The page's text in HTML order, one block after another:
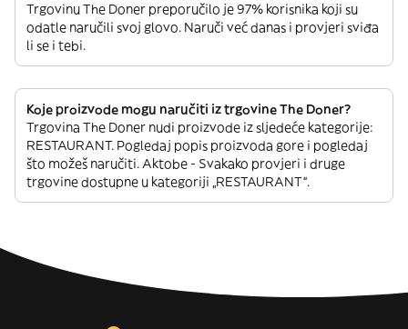
Trgovinu The Doner preporučilo je 97% korisnika koji su
odatle naručili svoj glovo. Naruči već danas i provjeri sviđa
li se i tebi.
Koje proizvode mogu naručiti iz trgovine The Doner?
Trgovina The Doner nudi proizvode iz sljedeće kategorije:
RESTAURANT. Pogledaj popis proizvoda gore i pogledaj
što možeš naručiti. Aktobe - Svakako provjeri i druge
trgovine dostupne u kategoriji „RESTAURANT“.